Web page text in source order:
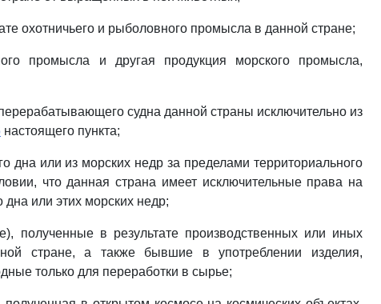
охотничьего и рыболовного промысла в данной стране;
промысла и другая продукция морского промысла,
судна данной страны исключительно из
настоящего пункта;
дна или из морских недр за пределами территориального
что данная страна имеет исключительные права на
дна или этих морских недр;
полученные в результате производственных или иных
стране, а также бывшие в употреблении изделия,
только для переработки в сырье;